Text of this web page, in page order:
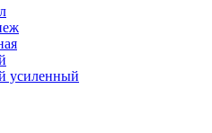
усиленный